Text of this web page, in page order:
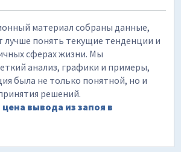
материал собраны данные,
лучше понять текущие тенденции и
сферах жизни. Мы
анализ, графики и примеры,
была не только понятной, но и
решений.
цена вывода из запоя в